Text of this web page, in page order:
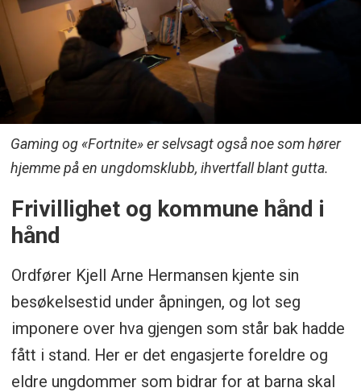
Gaming og «Fortnite» er selvsagt også noe som hører
hjemme på en ungdomsklubb, ihvertfall blant gutta.
Frivillighet og kommune hånd i
hånd
Ordfører Kjell Arne Hermansen kjente sin
besøkelsestid under åpningen, og lot seg
imponere over hva gjengen som står bak hadde
fått i stand. Her er det engasjerte foreldre og
eldre ungdommer som bidrar for at barna skal